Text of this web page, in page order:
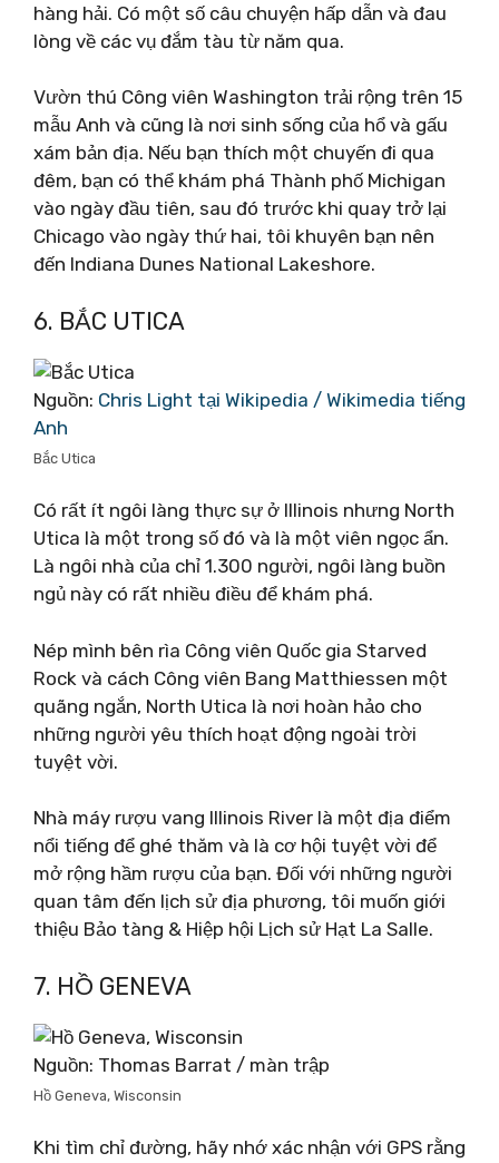
hàng hải. Có một số câu chuyện hấp dẫn và đau
lòng về các vụ đắm tàu ​​từ năm qua.
Vườn thú Công viên Washington trải rộng trên 15
mẫu Anh và cũng là nơi sinh sống của hổ và gấu
xám bản địa. Nếu bạn thích một chuyến đi qua
đêm, bạn có thể khám phá Thành phố Michigan
vào ngày đầu tiên, sau đó trước khi quay trở lại
Chicago vào ngày thứ hai, tôi khuyên bạn nên
đến Indiana Dunes National Lakeshore.
6. BẮC UTICA
Nguồn: Chris Light tại Wikipedia / Wikimedia tiếng
Anh
Bắc Utica
Có rất ít ngôi làng thực sự ở Illinois nhưng North
Utica là một trong số đó và là một viên ngọc ẩn.
Là ngôi nhà của chỉ 1.300 người, ngôi làng buồn
ngủ này có rất nhiều điều để khám phá.
Nép mình bên rìa Công viên Quốc gia Starved
Rock và cách Công viên Bang Matthiessen một
quãng ngắn, North Utica là nơi hoàn hảo cho
những người yêu thích hoạt động ngoài trời
tuyệt vời.
Nhà máy rượu vang Illinois River là một địa điểm
nổi tiếng để ghé thăm và là cơ hội tuyệt vời để
mở rộng hầm rượu của bạn. Đối với những người
quan tâm đến lịch sử địa phương, tôi muốn giới
thiệu Bảo tàng & Hiệp hội Lịch sử Hạt La Salle.
7. HỒ GENEVA
Nguồn: Thomas Barrat / màn trập
Hồ Geneva, Wisconsin
Khi tìm chỉ đường, hãy nhớ xác nhận với GPS rằng